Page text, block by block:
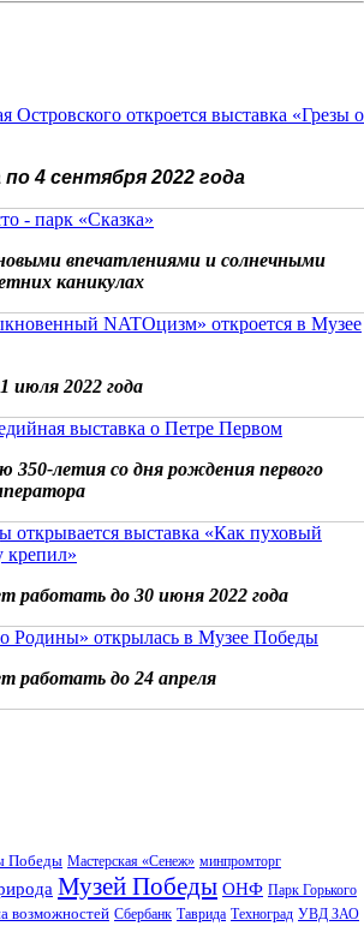
Островского откроется выставка «Грезы о
4 сентября 2022 года
- парк «Сказка»
впечатлениями и солнечными
каникулах
NATOцизм» откроется в Музее
июля 2022 года
выставка о Петре Первом
350-летия со дня рождения первого
открывается выставка «Как пуховый
крепил»
работать до 30 июня 2022 года
Родины» открылась в Музее Победы
работать до 24 апреля
Победы Мастерская «Сенеж» минпромторг
Музей Победы ОНФ Парк Горького
возможностей Сбербанк Таврида Техноград УВД ЗАО